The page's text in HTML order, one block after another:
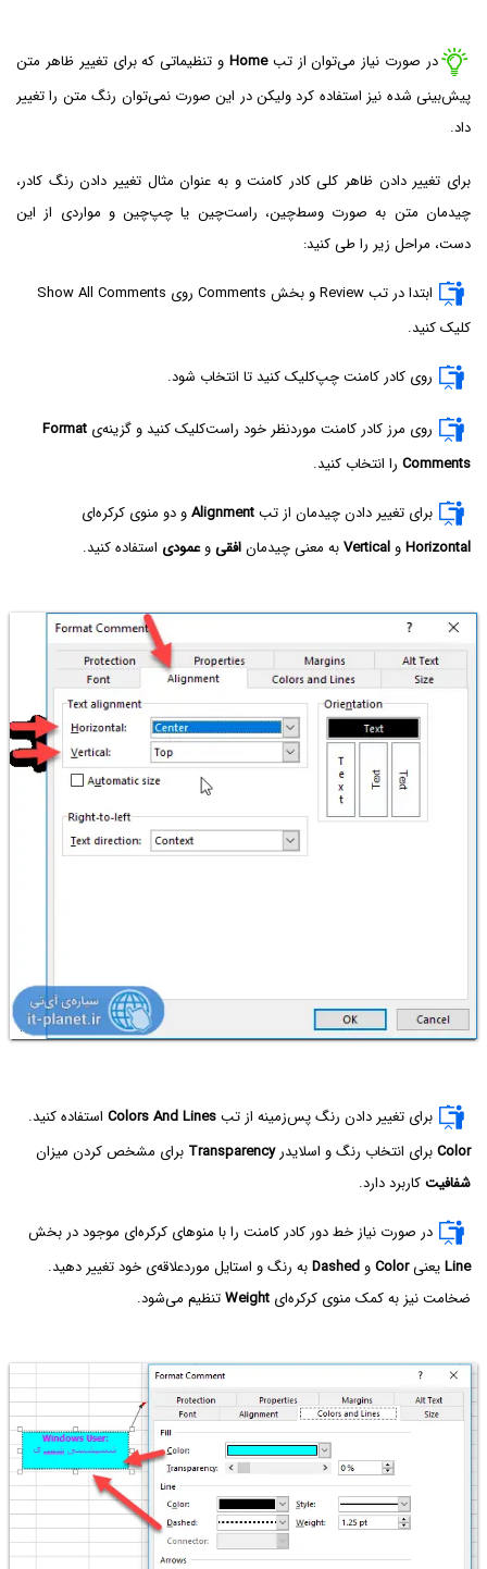
در صورت نیاز می‌توان از تبHome و تنظیماتی که برای تغییر ظاهر متن
پیش‌بینی شده نیز استفاده کرد ولیکن در این صورت نمی‌توان رنگ متن را تغییر
داد.
برای تغییر دادن ظاهر کلی کادر کامنت و به عنوان مثال تغییر دادن رنگ کادر،
چیدمان متن به صورت وسط‌چین، راست‌چین یا چپ‌چین و مواردی از این
دست، مراحل زیر را طی کنید:
ابتدا در تب Review و بخش Comments روی Show All Comments
کلیک کنید.
روی کادر کامنت چپ‌کلیک کنید تا انتخاب شود.
روی مرز کادر کامنت موردنظر خود راست‌کلیک کنید و گزینه‌ی Format
Comments را انتخاب کنید.
برای تغییر دادن چیدمان از تبAlignmentو دو منوی کرکره‌ای
Horizontalو Vertical‌به معنی چیدمانافقیوعمودی استفاده کنید.
برای تغییر دادن رنگ پس‌زمینه از تبColors And Lines استفاده کنید.
Color‌برای انتخاب رنگ و اسلایدرTransparency برای مشخص کردن میزان
شفافیتکاربرد دارد.
در صورت نیاز خط دور کادر کامنت را با منوهای کرکره‌ای موجود در بخش
LineیعنیColorو Dashedبه رنگ و استایل موردعلاقه‌ی خود تغییر دهید.
ضخامت نیز به کمک منوی کرکره‌ای Weightتنظیم می‌شود.